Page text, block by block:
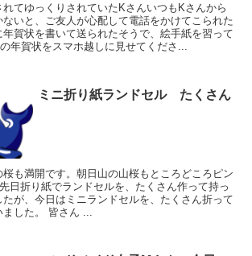
てゆっくりされていたKさんいつもKさんから
ないと、ご友人が心配して電話をかけてこられた
賀状を書いて送られたそうで、絵手紙を習って
年賀状をスマホ越しに見せてくださ...
ミニ折り紙ランドセル たくさん
も満開です。朝日山の山桜もところどころピン
日折り紙でランドセルを、たくさん作って持っ
が、今日はミニランドセルを、たくさん折って
した。 皆さん ...